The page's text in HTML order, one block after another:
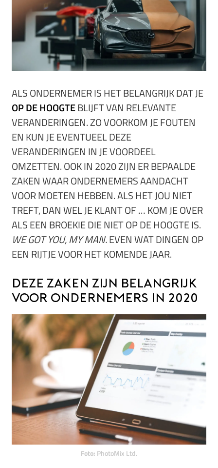
ALS ONDERNEMER IS HET BELANGRIJK DAT JE
OP DE HOOGTEBLIJFT VAN RELEVANTE
VERANDERINGEN. ZO VOORKOM JE FOUTEN
EN KUN JE EVENTUEEL DEZE
VERANDERINGEN IN JE VOORDEEL
OMZETTEN. OOK IN 2020 ZIJN ER BEPAALDE
ZAKEN WAAR ONDERNEMERS AANDACHT
VOOR MOETEN HEBBEN. ALS HET JOU NIET
TREFT, DAN WEL JE KLANT OF … KOM JE OVER
ALS EEN BROEKIE DIE NIET OP DE HOOGTE IS.
WE GOT YOU, MY MAN.EVEN WAT DINGEN OP
EEN RIJTJE VOOR HET KOMENDE JAAR.
Deze zaken zijn belangrijk
voor ondernemers in 2020
Foto: PhotoMix Ltd.